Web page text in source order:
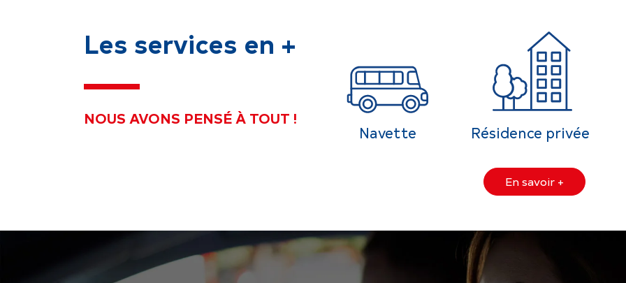
Les services en +
NOUS AVONS PENSÉ À TOUT !
Navette Résidence privée
En savoir +